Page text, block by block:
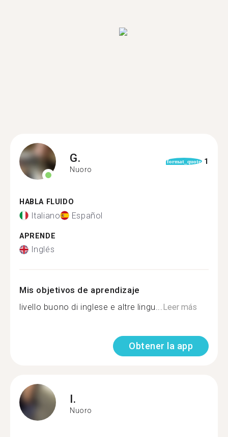
G.
Nuoro
format_quote 1
HABLA FLUIDO
Italiano Español
APRENDE
Inglés
Mis objetivos de aprendizaje
livello buono di inglese e altre lingu...Leer más
Obtener la app
I.
Nuoro